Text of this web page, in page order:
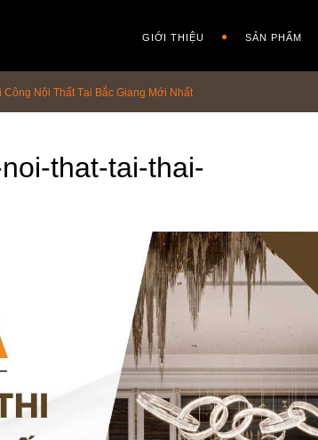
GIỚI THIỆU SẢN PHẨM
Công Nội Thất Tại Bắc Giang Mới Nhất
that-tai-thai-